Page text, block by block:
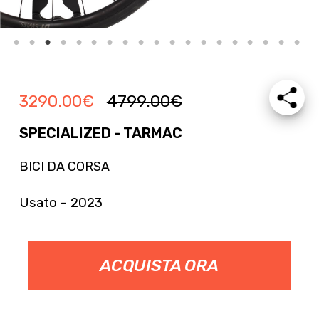
3290.00€ 4799.00€
SPECIALIZED - TARMAC
BICI DA CORSA
Usato - 2023
ACQUISTA ORA